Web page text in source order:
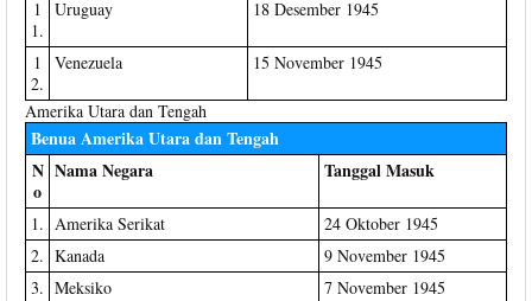
1
1.
Uruguay 18 Desember 1945
1
2.
Venezuela 15 November 1945
Amerika Utara dan Tengah
Benua Amerika Utara dan Tengah
N
o
Nama Negara Tanggal Masuk
1. Amerika Serikat
24 Oktober 1945
2. Kanada
9 November 1945
3. Meksiko
7 November 1945